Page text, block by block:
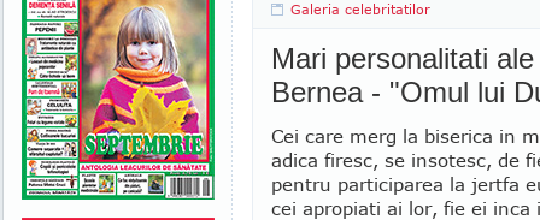
Galeria celebritatilor
Mari personalitati
Bernea - "Omul lui
Cei care merg la biserica in
adica firesc, se insotesc, de
pentru participarea la jertfa
cei apropiati ai lor, fie ei inca